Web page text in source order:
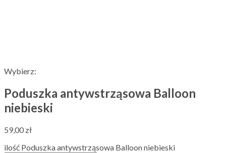
Wybierz:
Poduszka antywstrząsowa Balloon
niebieski
59,00 zł
ilość Poduszka antywstrząsowa Balloon niebieski